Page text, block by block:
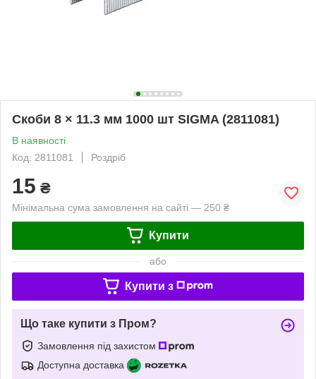
Скоби 8 × 11.3 мм 1000 шт SIGMA (2811081)
В наявності
Код: 2811081
Роздріб
15 ₴
Мінімальна сума замовлення на сайті — 250 ₴
Купити
або
Купити з
Що таке купити з Пром?
Замовлення під захистом
Доступна доставка